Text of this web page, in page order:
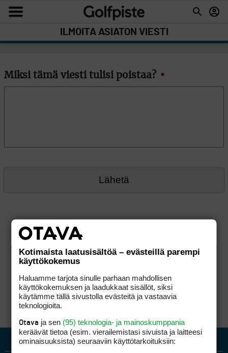
ILMOITA ASIATON VIESTI
Miksi tämä viesti tulisi poistaa? *
Kotimaista laatusisältöä – evästeillä parempi
käyttökokemus
Haluamme tarjota sinulle parhaan mahdollisen
käyttökokemuksen ja laadukkaat sisällöt, siksi
käytämme tällä sivustolla evästeitä ja vastaavia
teknologioita.
Otava ja sen (95) teknologia- ja mainoskumppania
keräävät tietoa (esim. vierailemis­tasi sivuista ja laitteesi
ominaisuuk­sista) seuraaviin käyttötarkoituksiin: